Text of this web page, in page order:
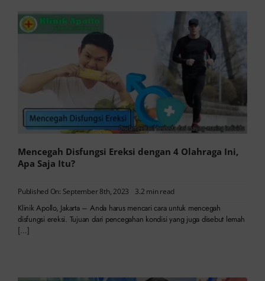
Mencegah Disfungsi Ereksi dengan 4 Olahraga Ini,
Apa Saja Itu?
Published On: September 8th, 2023 3.2 min read
Klinik Apollo, Jakarta – Anda harus mencari cara untuk mencegah
disfungsi ereksi. Tujuan dari pencegahan kondisi yang juga disebut lemah
[…]